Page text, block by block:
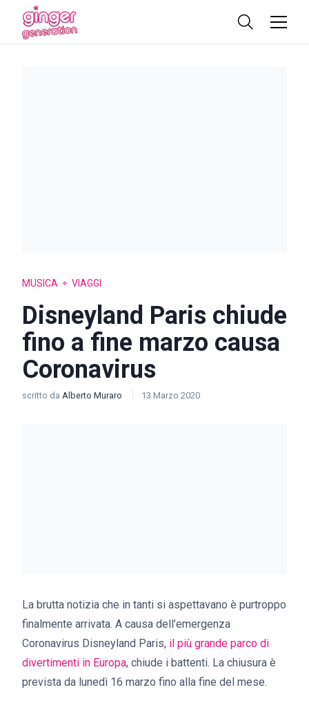
MUSICA VIAGGI
Disneyland Paris chiude
fino a fine marzo causa
Coronavirus
scritto da Alberto Muraro 13 Marzo 2020
La brutta notizia che in tanti si aspettavano è purtroppo
finalmente arrivata. A causa dell’emergenza
Coronavirus Disneyland Paris, il più grande parco di
divertimenti in Europa, chiude i battenti. La chiusura è
prevista da lunedì 16 marzo fino alla fine del mese.